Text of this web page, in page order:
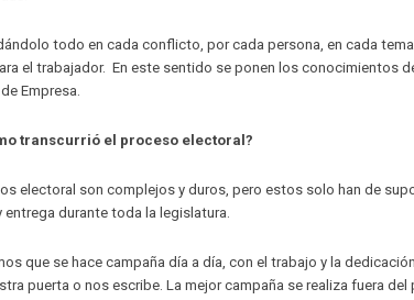
todo en cada conflicto, por cada persona, en cada
el trabajador. En este sentido se ponen los conocimientos
Empresa.
transcurrió el proceso electoral?
electoral son complejos y duros, pero estos solo han de
entrega durante toda la legislatura.
que se hace campaña día a día, con el trabajo y la
puerta o nos escribe. La mejor campaña se realiza fuera